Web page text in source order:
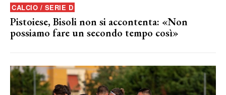
CALCIO / SERIE D
Pistoiese, Bisoli non si accontenta: «Non
possiamo fare un secondo tempo così»